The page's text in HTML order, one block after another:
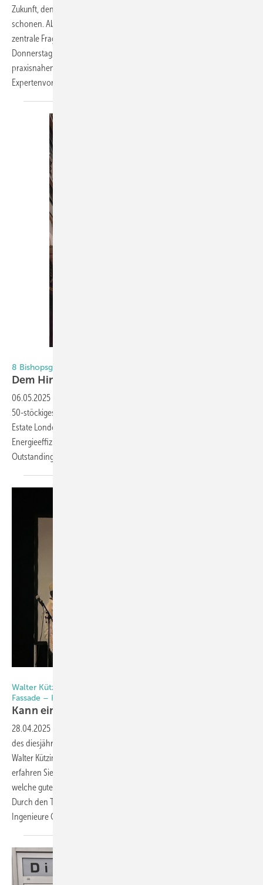
Zukunft, denn durch konsequenten Rückbau lassen sich Ressourcen
schonen. Aber wie gelingt der Rückbau in der Praxis? Um diese
zentrale Frage dreht sich der 9. Fachdialog Fassadenplanung am
Donnerstag, den 30. Oktober 2025 im NEXT Studio in Frankfurt, mit
praxisnahen Projekten, erprobten Lösungen und spannenden
Expertenvorträgen
8 Bishopsgate in London
Dem Himmel so
06.05.2025
50-stöckiges Bürogebäude in der City of London. Das für Mitsubishi
Estate London entwickelte Gebäude erreicht die beste
Energieeffizienzklasse „EPC A“ und wurde mit dem Zertifikat „BREEAM
Outstanding“ ausgezeichnet. Photovoltaik auf dem
Walter Kützing Akademie / Verrotec: Thementag „Fokus
Fassade – Holz. Glas. Stahl“
Kann eine Fassade 100 Jahre
28.04.2025
des diesjährigen Thementags „Fokus Fassade – Holz. Glas. Stahl“ der
Walter Kützing Akademie / Verrotec in Mainz Anfang April. Hier
erfahren Sie, was noch im Fokus der spannenden Vorträge stand und
welche guten Chancen die Fassadenbranche künftig am Markt hat.
Durch den Thementag führte Marius Goos B.Eng. von der Contura
IngenieureGmbH.